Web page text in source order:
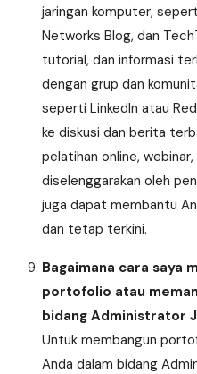
jaringan komputer,
Networks Blog, dan
tutorial, dan informasi
dengan grup dan
seperti LinkedIn atau
ke diskusi dan berita
pelatihan online,
diselenggarakan oleh
juga dapat membantu
dan tetap terkini.
Bagaimana cara saya
portofolio atau
bidang Administrator
Untuk membangun
Anda dalam bidang